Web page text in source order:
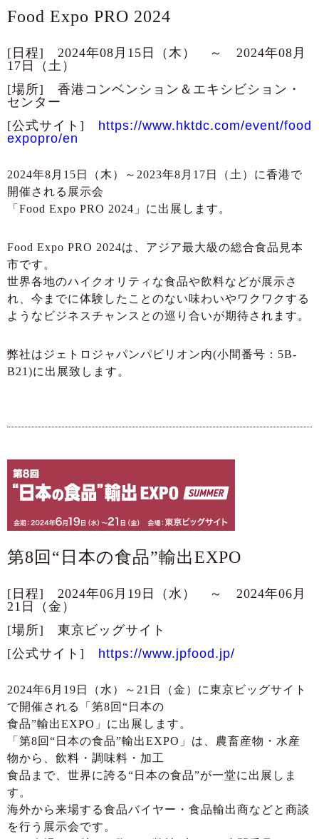
Food Expo PRO 2024
[日程] 2024年08月15日（木） ～ 2024年08月
17日（土）
[場所] 香港コンベンション＆エキシビション・
センター
[公式サイト] https://www.hktdc.com/event/food
expopro/en
2024年8月15日（木）～2023年8月17日（土）に香港で
開催される展示会
「Food Expo PRO 2024」に出展します。
Food Expo PRO 2024は、アジア最大級の総合食品見本
市です。
世界各地のハイクオリティな食品や飲料などが展示さ
れ、今までに体験したことのない味わいやワクワクする
ようなビジネスチャンスとの巡り合いが期待されます。
弊社はジェトロジャパンパビリオン内(小間番号：5B-
B21)に出展致します。
第8回“日本の食品”輸出EXPO
[日程] 2024年06月19日（水） ～ 2024年06月
21日（金）
[場所] 東京ビッグサイト
[公式サイト] https://www.jpfood.jp/
2024年6月19日（水）～21日（金）に東京ビッグサイト
で開催される「第8回“日本の
食品”輸出EXPO」に出展します。
「第8回“日本の食品”輸出EXPO」は、農畜産物・水産
物から、飲料・調味料・加工
食品まで、世界に誇る“日本の食品”が一堂に出展しま
す。
海外から来場する食品バイヤー・食品輸出商などと商談
を行う展示会です。